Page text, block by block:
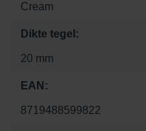
Cream
Dikte tegel:
20 mm
EAN:
8719488599822